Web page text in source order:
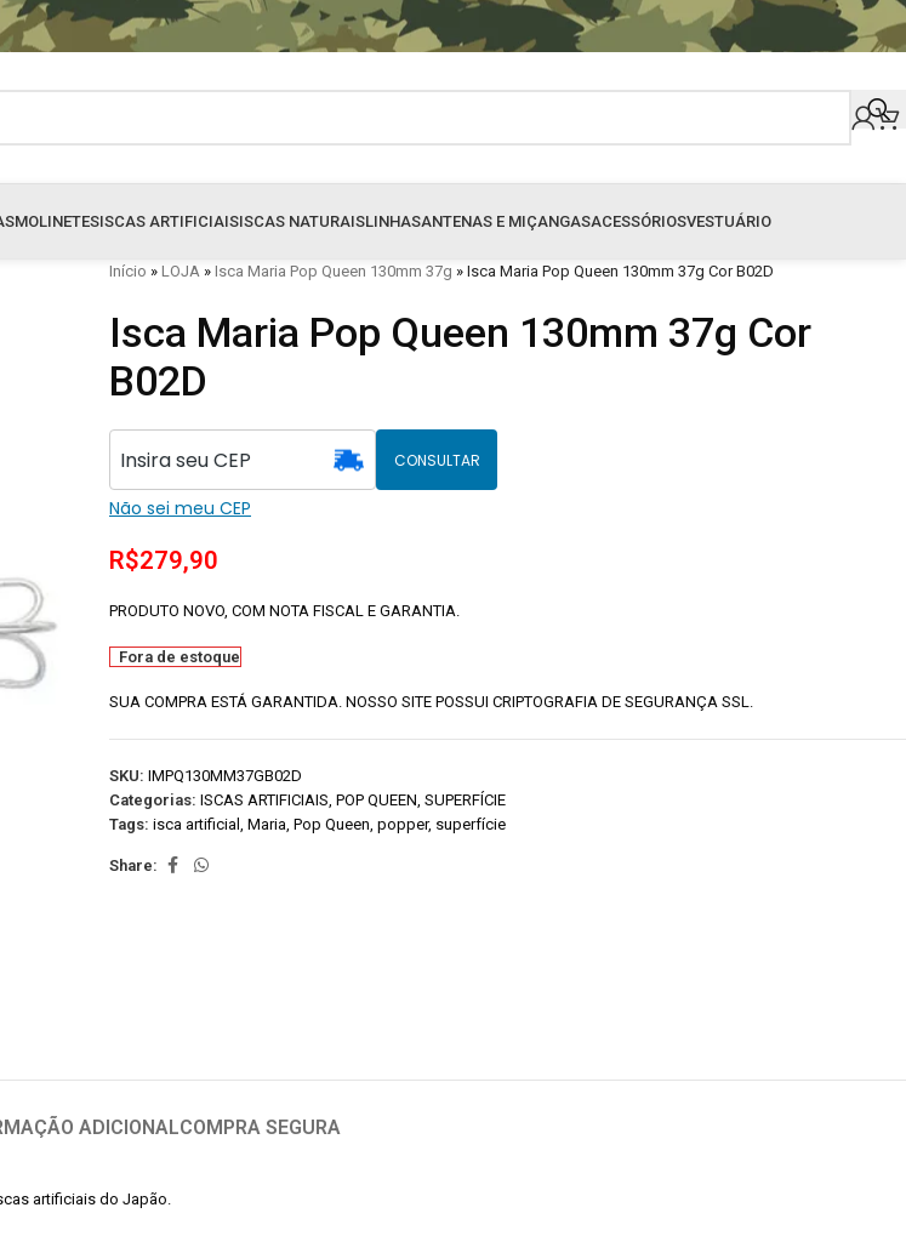
MOLINETESISCAS ARTIFICIAISISCAS NATURAISLINHASANTENAS E MIÇANGASACESSÓRIOSVESTUÁRIO
Início » LOJA » Isca Maria Pop Queen 130mm 37g » Isca Maria Pop Queen 130mm 37g Cor B02D
Isca Maria Pop Queen 130mm 37g Cor
B02D
CONSULTAR
Não sei meu CEP
R$279,90
PRODUTO NOVO, COM NOTA FISCAL E GARANTIA.
Fora de estoque
SUA COMPRA ESTÁ GARANTIDA. NOSSO SITE POSSUI CRIPTOGRAFIA DE SEGURANÇA SSL.
SKU: IMPQ130MM37GB02D
Categorias: ISCAS ARTIFICIAIS, POP QUEEN, SUPERFÍCIE
Tags: isca artificial , Maria, Pop Queen, popper, superfície
Share:
ADICIONALCOMPRA SEGURA
artificiais do Japão.